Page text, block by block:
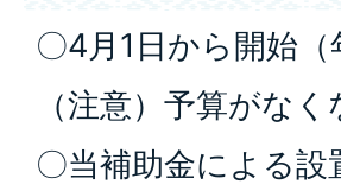
〇4月1日から開始
（注意）予算がな
〇当補助金による